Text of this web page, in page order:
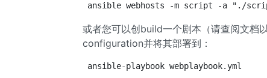
ansible webhosts -m script -a "./
或者您可以创build一个剧本（请查阅文档
configuration并将其部署到：
ansible-playbook webplaybook.yml